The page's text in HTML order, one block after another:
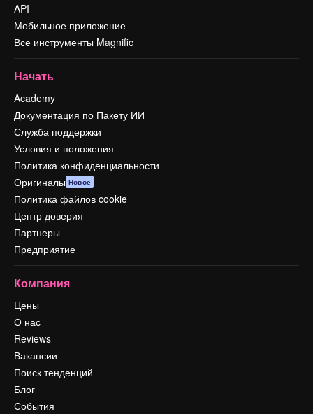
API
Мобильное приложение
Все инструменты Magnific
Начать
Academy
Документация по Пакету ИИ
Служба поддержки
Условия и положения
Политика конфиденциальности
Оригиналы Новое
Политика файлов cookie
Центр доверия
Партнеры
Предприятие
Компания
Цены
О нас
Reviews
Вакансии
Поиск тенденций
Блог
События